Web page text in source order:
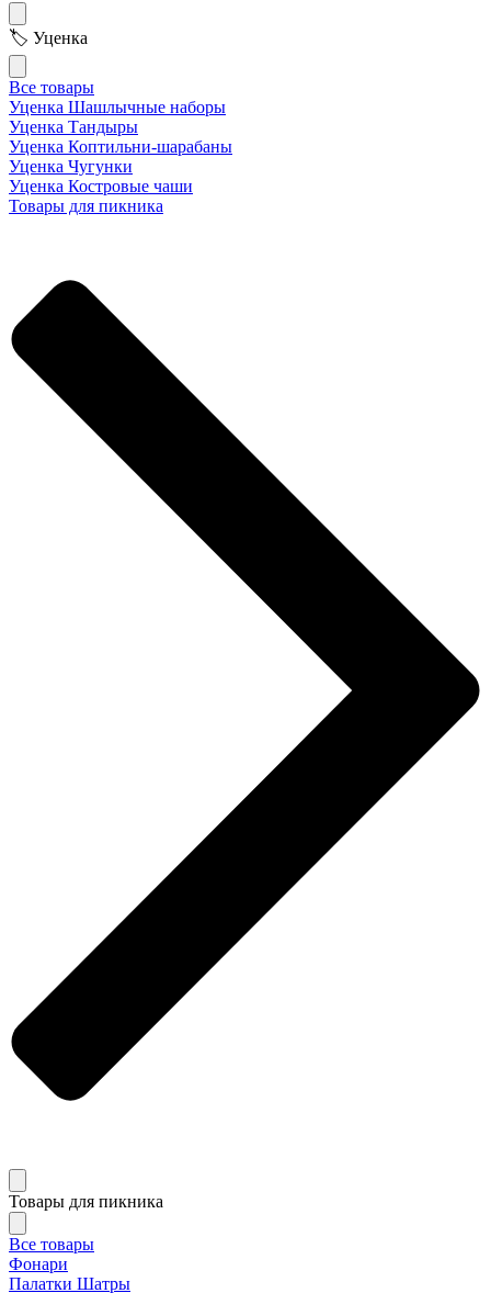
🏷 Уценка
Все товары
Уценка Шашлычные наборы
Уценка Тандыры
Уценка Коптильни-шарабаны
Уценка Чугунки
Уценка Костровые чаши
Товары для пикника
Товары для пикника
Все товары
Фонари
Палатки Шатры